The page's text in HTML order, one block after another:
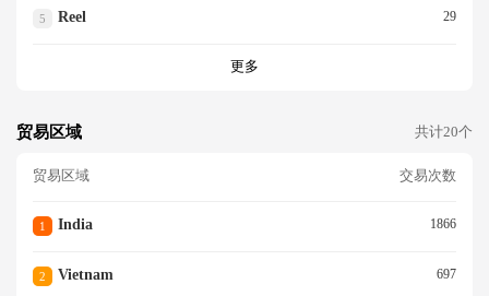
5 Reel 29
更多
贸易区域 共计20个
贸易区域 交易次数
1 India 1866
2 Vietnam 697